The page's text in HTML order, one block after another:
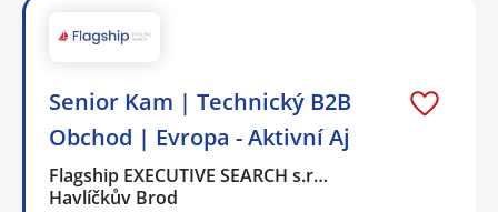
Senior Kam | Technický B2B
Obchod | Evropa - Aktivní Aj
Flagship EXECUTIVE SEARCH s.r…
Havlíčkův Brod